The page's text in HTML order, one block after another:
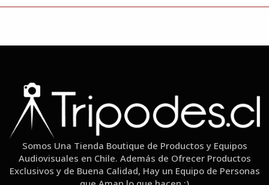
Somos Una Tienda Boutique de Productos y Equipos
Audiovisuales en Chile. Además de Ofrecer Productos
Exclusivos y de Buena Calidad, Hay un Equipo de Personas